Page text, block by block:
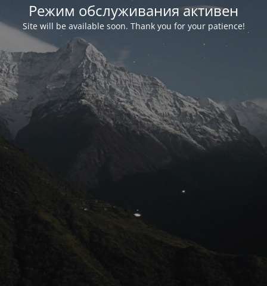
Режим обслуживания активен
Site will be available soon. Thank you for your patience!